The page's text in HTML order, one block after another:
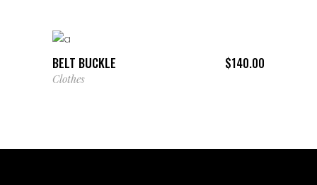
BELT BUCKLE $140.00
Clothes